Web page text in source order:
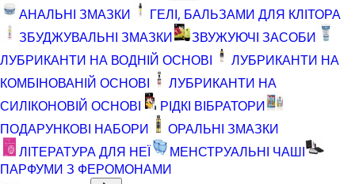
АНАЛЬНІ ЗМАЗКИ
ГЕЛІ, БАЛЬЗАМИ ДЛЯ КЛІТОРА
ЗБУДЖУВАЛЬНІ ЗМАЗКИ
ЗВУЖУЮЧІ ЗАСОБИ
ЛУБРИКАНТИ НА ВОДНІЙ ОСНОВІ
ЛУБРИКАНТИ НА
КОМБІНОВАНІЙ ОСНОВІ
ЛУБРИКАНТИ НА
СИЛІКОНОВІЙ ОСНОВІ
РІДКІ ВІБРАТОРИ
ПОДАРУНКОВІ НАБОРИ
ОРАЛЬНІ ЗМАЗКИ
ЛІТЕРАТУРА ДЛЯ НЕЇ
МЕНСТРУАЛЬНІ ЧАШІ
ПАРФУМИ З ФЕРОМОНАМИ